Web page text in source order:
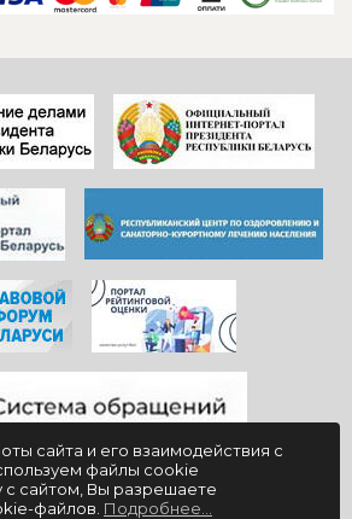
другие службы и
дальнейшего
красивой и вечно
молодой
«Юности».
сайта и его взаимодействия с
файлы cookie
сайтом, Вы разрешаете
файлов. Подробнее...